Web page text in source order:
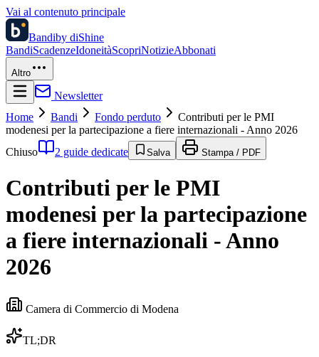
Vai al contenuto principale
Bandiby diShine
BandiScadenzeIdoneitàScopriNotizieAbbonati
Altro
Newsletter
Home
Bandi Fondo perduto
Contributi per le PMI
modenesi per la partecipazione a fiere internazionali - Anno 2026
Chiuso
2 guide dedicate Salva Stampa / PDF
Contributi per le PMI
modenesi per la partecipazione
a fiere internazionali - Anno
2026
Camera di Commercio di Modena
TL;DR